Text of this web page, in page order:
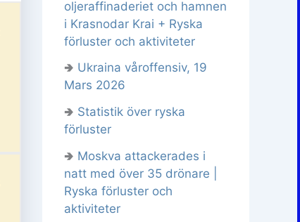
oljeraffinaderiet och hamnen
i Krasnodar Krai + Ryska
förluster och aktiviteter
🢂 Ukraina våroffensiv, 19
Mars 2026
🢂 Statistik över ryska
förluster
🢂 Moskva attackerades i
natt med över 35 drönare |
Ryska förluster och
aktiviteter